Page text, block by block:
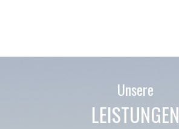
Unsere
LEISTUNGEN